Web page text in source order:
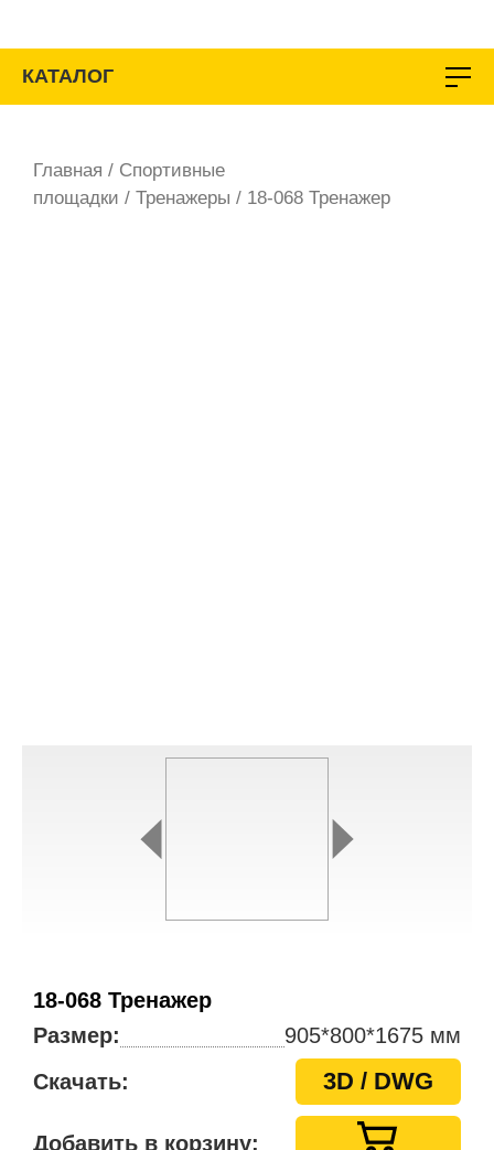
содержимому
КАТАЛОГ
Главная / Спортивные
площадки / Тренажеры / 18-068 Тренажер
18-068 Тренажер
Размер:
905*800*1675 мм
Скачать:
3D / DWG
Добавить в корзину: